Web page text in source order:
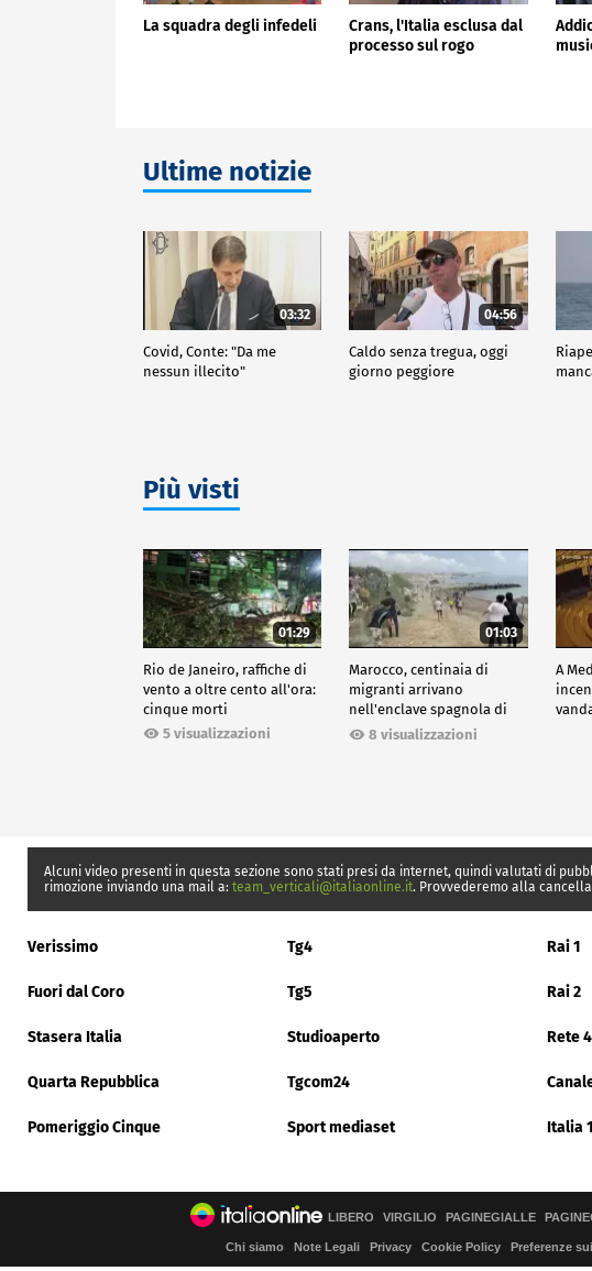
La squadra degli infedeli
Crans, l'Italia esclusa dal
processo sul rogo
Ultime notizie
03:32
Covid, Conte: "Da me
nessun illecito"
04:56
Caldo senza tregua, oggi
giorno peggiore
Più visti
01:29
Rio de Janeiro, raffiche di
vento a oltre cento all'ora:
cinque morti
5 visualizzazioni
01:03
Marocco, centinaia di
migranti arrivano
nell'enclave spagnola di
Ceuta8 visualizzazioni
A
Alcuni video presenti in questa sezione sono stati presi da internet, quindi valutati di
rimozione inviando una mail a: team_verticali@italiaonline.it. Provvederemo alla
Verissimo Tg4 Rai 1
Fuori dal Coro Tg5 Rai 2
Stasera Italia Studioaperto Rete 4
Quarta Repubblica Tgcom24
Pomeriggio Cinque Sport mediaset Italia 1
LIBERO VIRGILIO PAGINEGIALLE
Chi siamo Note Legali Privacy Cookie Policy Preferenze